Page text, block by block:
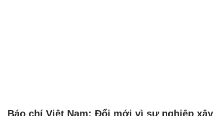
Báo chí Việt Nam: Đổi mới vì sự nghiệp xây